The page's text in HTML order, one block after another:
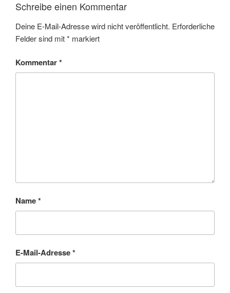
Schreibe einen Kommentar
Deine E-Mail-Adresse wird nicht veröffentlicht. Erforderliche
Felder sind mit* markiert
Kommentar*
Name*
E-Mail-Adresse*